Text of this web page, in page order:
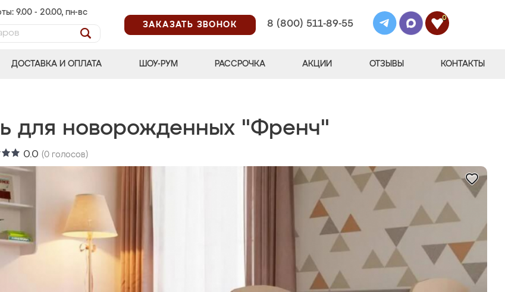
9.00 - 20.00, пн-вс
ЗАКАЗАТЬ ЗВОНОК
8 (800) 511-89-55
0
ДОСТАВКА И ОПЛАТА ШОУ-РУМ РАССРОЧКА АКЦИИ ОТЗЫВЫ КОНТАКТЫ
для новорожденных "Френч"
0.0 (0 голосов)